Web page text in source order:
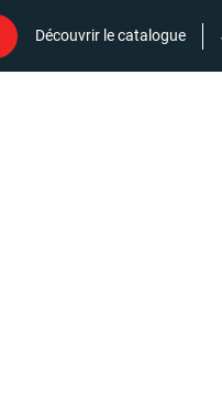
Découvrir le catalogue